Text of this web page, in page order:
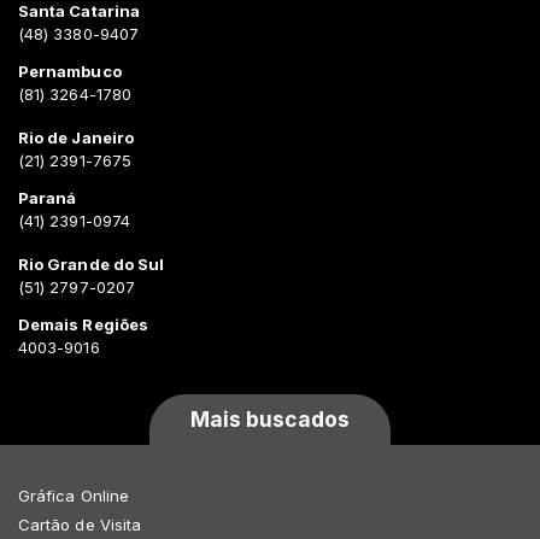
Santa Catarina
(48) 3380-9407
Pernambuco
(81) 3264-1780
Rio de Janeiro
(21) 2391-7675
Paraná
(41) 2391-0974
Rio Grande do Sul
(51) 2797-0207
Demais Regiões
4003-9016
Mais buscados
Gráfica Online
Cartão de Visita